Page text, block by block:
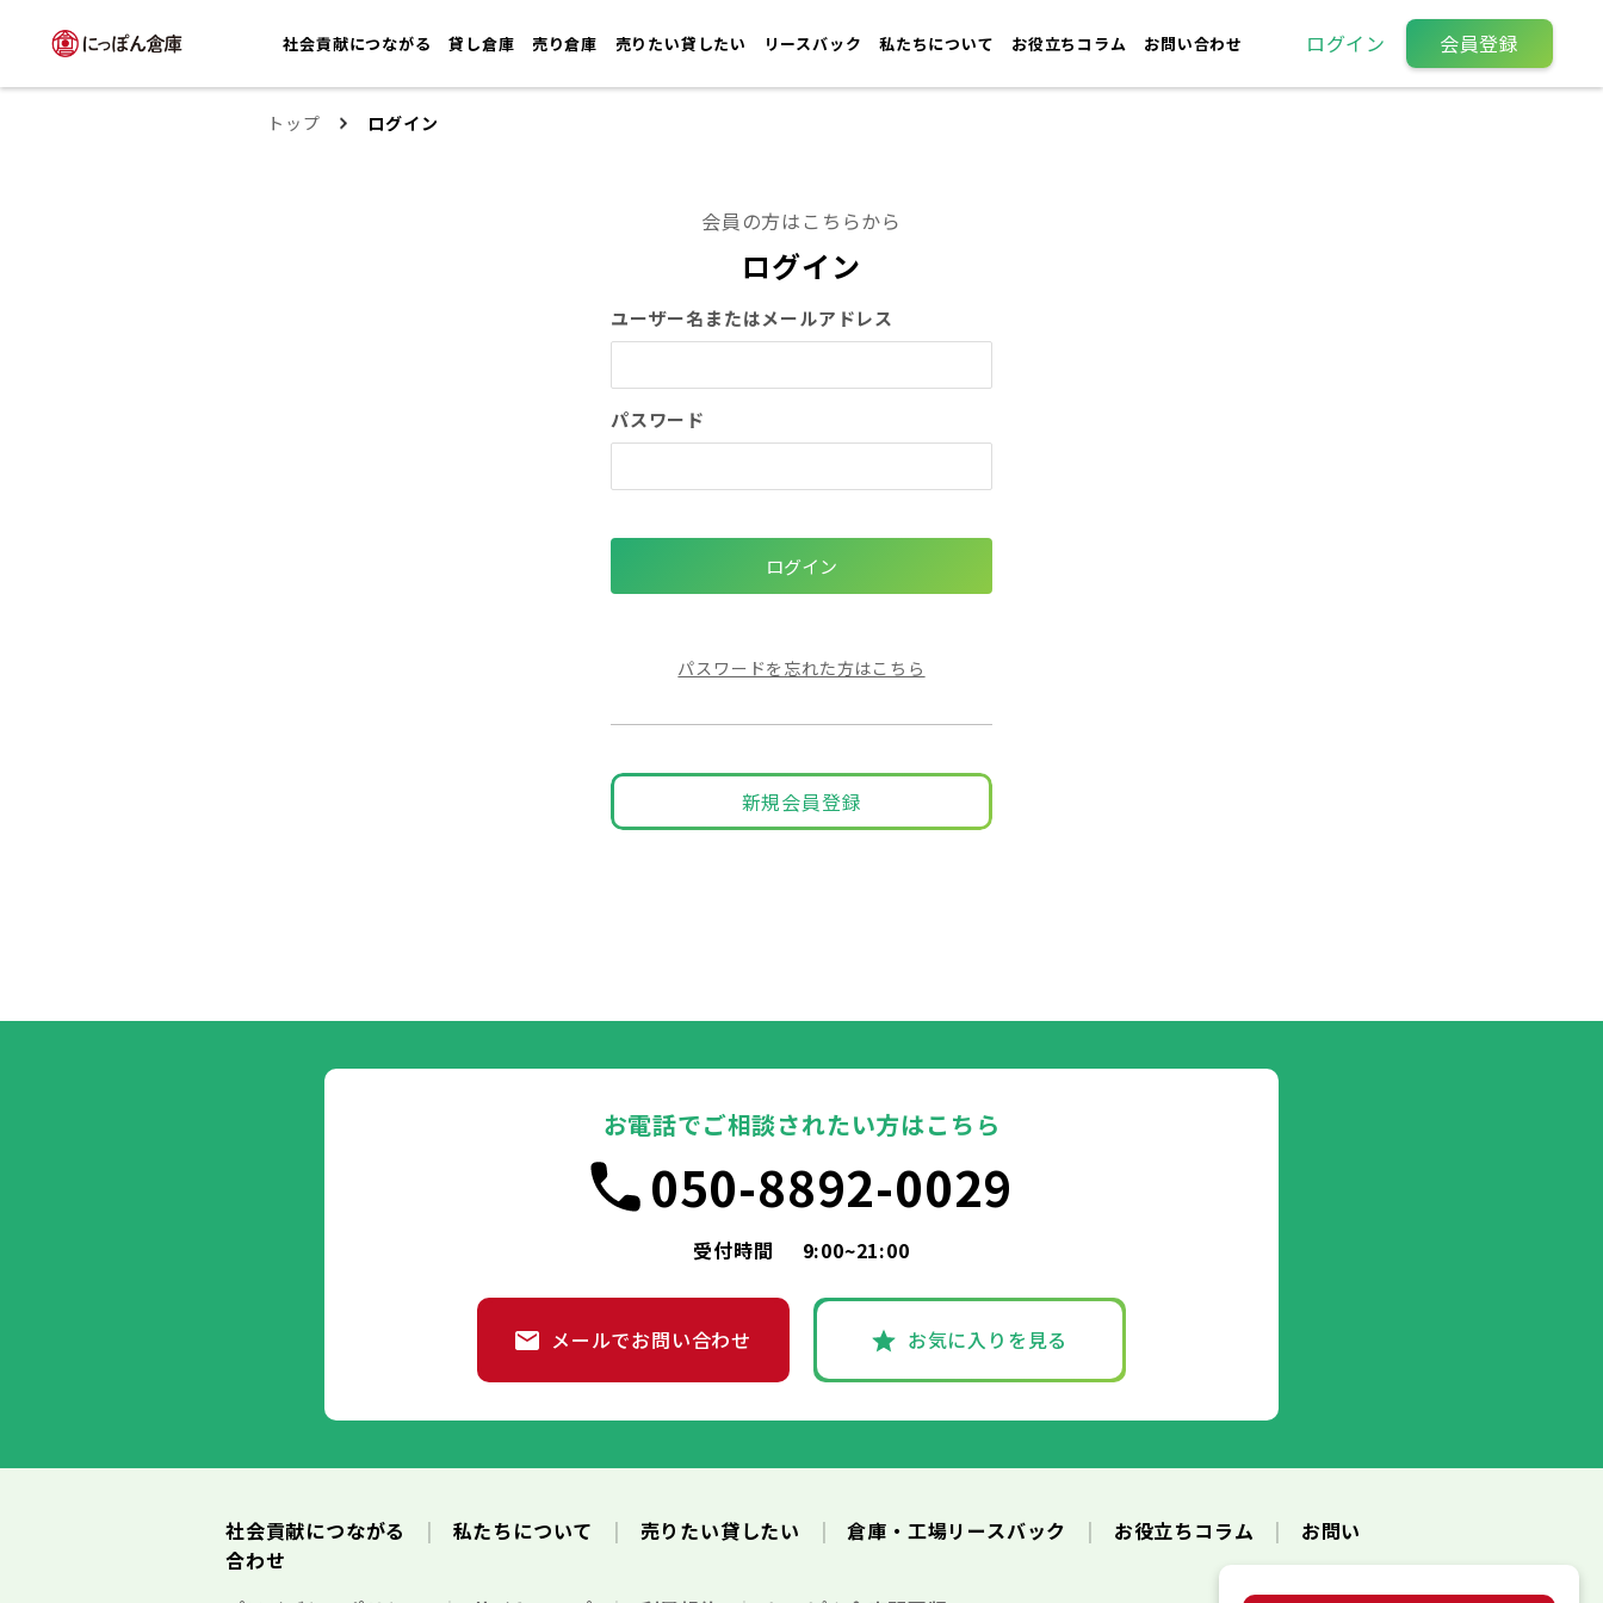
社会貢献につながる 貸し倉庫 売り倉庫 売りたい貸したい リースバック 私たちについて お役立ちコラム お問い合わせ ログイン 会員登録
トップ ログイン
会員の方はこちらから
ログイン
ユーザー名またはメールアドレス
パスワード
パスワードを忘れた方はこちら
新規会員登録
お電話でご相談されたい方はこちら
050-8892-0029
受付時間 9:00~21:00
メールでお問い合わせ お気に入りを見る
社会貢献につながる 私たちについて 売りたい貸したい 倉庫・工場リースバック お役立ちコラム
お問い
合わせ